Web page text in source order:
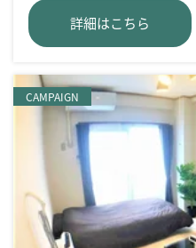
詳細はこちら
CAMPAIGN